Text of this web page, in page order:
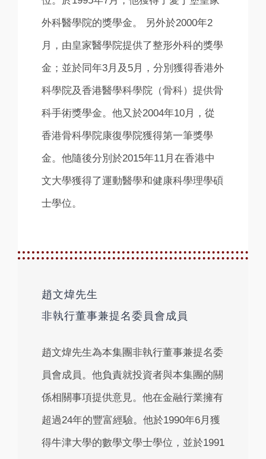
外科醫學院的獎學金。 另外於2000年2
月，由皇家醫學院提供了整形外科的獎學
金；並於同年3月及5月，分別獲得香港外
科學院及香港醫學科學院（骨科）提供骨
科手術獎學金。他又於2004年10月，從
香港骨科學院康復學院獲得第一筆獎學
金。他隨後分別於2015年11月在香港中
文大學獲得了運動醫學和健康科學理學碩
士學位。
趙文煒先生
非執行董事兼提名委員會成員
趙文煒先生為本集團非執行董事兼提名委
員會成員。他負責就投資者與本集團的關
係相關事項提供意見。他在金融行業擁有
超過24年的豐富經驗。他於1990年6月獲
得牛津大學的數學文學士學位，並於1991